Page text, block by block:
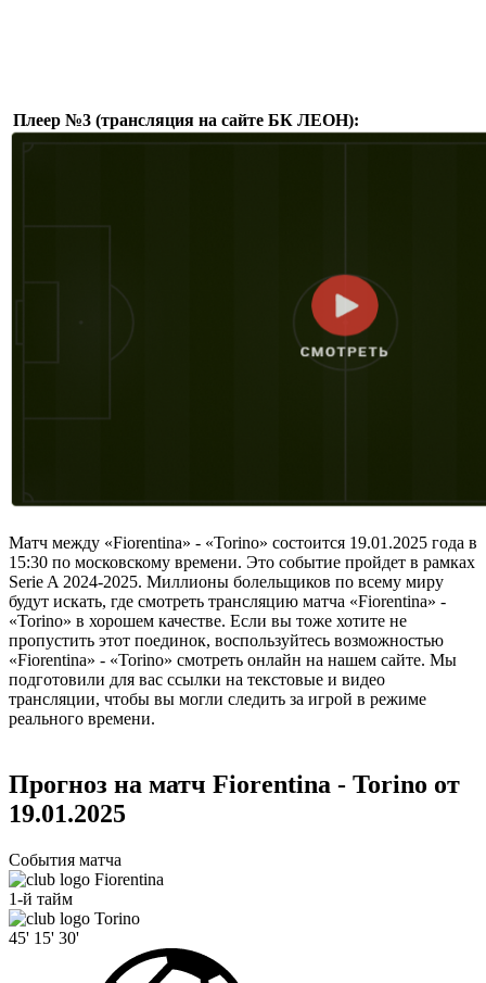
Плеер №3 (трансляция на сайте БК ЛЕОН):
Матч между «Fiorentina» - «Torino» состоится 19.01.2025 года в
15:30 по московскому времени. Это событие пройдет в рамках
Serie A 2024-2025. Миллионы болельщиков по всему миру
будут искать, где смотреть трансляцию матча «Fiorentina» -
«Torino» в хорошем качестве. Если вы тоже хотите не
пропустить этот поединок, воспользуйтесь возможностью
«Fiorentina» - «Torino» смотреть онлайн на нашем сайте. Мы
подготовили для вас ссылки на текстовые и видео
трансляции, чтобы вы могли следить за игрой в режиме
реального времени.
Прогноз на матч Fiorentina - Torino от
19.01.2025
События матча
Fiorentina
1-й тайм
Torino
45' 15' 30'